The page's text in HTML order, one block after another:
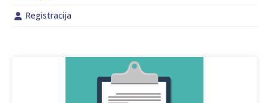
Registracija